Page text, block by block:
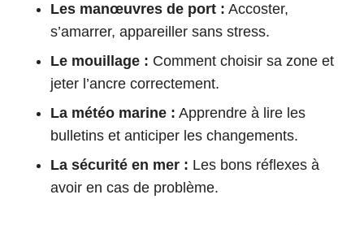
Les manœuvres de port : Accoster,
s’amarrer, appareiller sans stress.
Le mouillage : Comment choisir sa zone et
jeter l’ancre correctement.
La météo marine : Apprendre à lire les
bulletins et anticiper les changements.
La sécurité en mer : Les bons réflexes à
avoir en cas de problème.